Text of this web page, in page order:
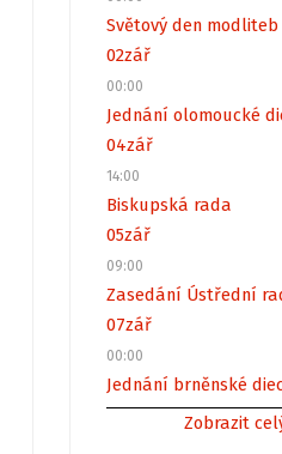
Světový den
02zář
00:00
Jednání olomoucké
04zář
14:00
Biskupská rada
05zář
09:00
Zasedání Ústřední
07zář
00:00
Jednání brněnské
Zobrazit